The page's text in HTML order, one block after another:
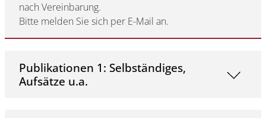
nach Vereinbarung.
Bitte melden Sie sich per E-Mail an.
Publikationen 1: Selbständiges,
Aufsätze u.a.